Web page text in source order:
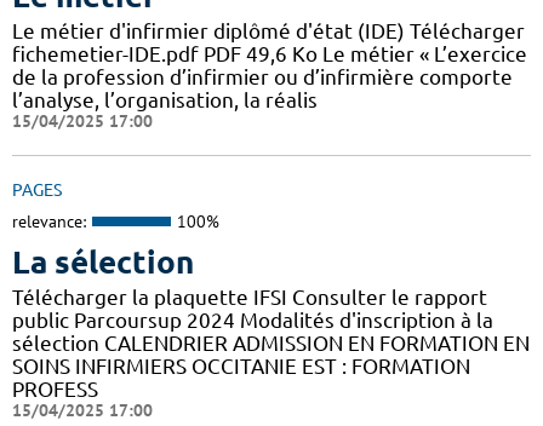
Le métier d'infirmier diplômé d'état (IDE) Télécharger
fichemetier-IDE.pdf PDF 49,6 Ko Le métier « L’exercice
de la profession d’infirmier ou d’infirmière comporte
l’analyse, l’organisation, la réalis
15/04/2025 17:00
PAGES
relevance: 100%
La sélection
Télécharger la plaquette IFSI Consulter le rapport
public Parcoursup 2024 Modalités d'inscription à la
sélection CALENDRIER ADMISSION EN FORMATION EN
SOINS INFIRMIERS OCCITANIE EST : FORMATION
PROFESS
15/04/2025 17:00